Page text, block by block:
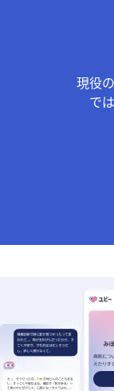
現役
で